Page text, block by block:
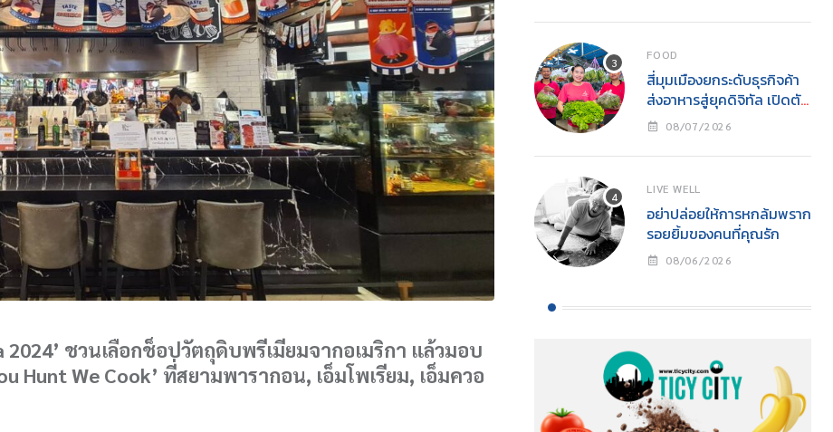
2024’ ชวนเลือกช็อปวัตถุดิบพรีเมียมจากอเมริกา แล้วมอบ
Hunt We Cook’ ที่สยามพารากอน, เอ็มโพเรียม, เอ็มควอ
ประจำที่ (Fixed Station)”
จังหวัดปทุมธานี ภายใต้
โครงการ “ฟิวเจอร์ให้ใจ”
เดินหน้าสร้างสังคมแห่งการ
ให้
FOOD
สี่มุมเมืองยกระดับธุรกิจค้า
ส่งอาหารสู่ยุคดิจิทัล เปิดตัว
“สี่มุมเมืองออนไลน์”
Online)แพลตฟอร์มค้าส่ง
(B2B Fresh Produce
Marketplace) ที่ใหญ่ที่สุด
ของอาเซียน
08/07/2026
LIVE WELL
อย่าปล่อยให้การหกล้มพราก
รอยยิ้มของคนที่คุณรัก
08/06/2026